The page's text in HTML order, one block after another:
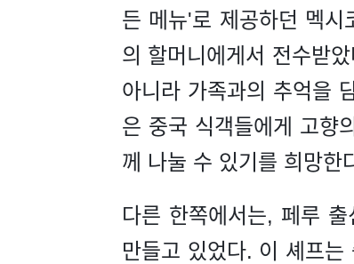
든 메뉴'로 제공하던 멕시
의 할머니에게서 전수받
아니라 가족과의 추억을
은 중국 식객들에게 고향
께 나눌 수 있기를 희망한
다른 한쪽에서는, 페루
만들고 있었다. 이 셰프